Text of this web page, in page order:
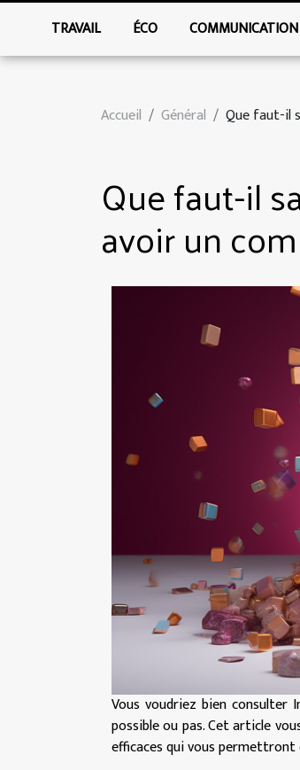
TRAVAIL ÉCO COMMUNICATION
Accueil Général Que faut-il
Que faut-il
avoir un
Vous voudriez bien consulter
possible ou pas. Cet article
efficaces qui vous